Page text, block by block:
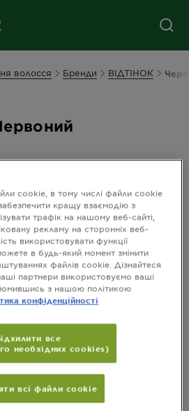
волосся Бренди ВІДТІНОК
CLOSE
you(2) Results
cookie, в тому числі файли cookie
кращу взаємодію з
трафік на нашому веб-сайті,
рекламу на сторонніх веб-
використовувати функції
в будь-який момент змінити
файлів cookie. Дізнайтеся
партнери використовуємо ваші
з нашою політикою
конфіденційності
все
необхідних cookies)
всі файли сookie